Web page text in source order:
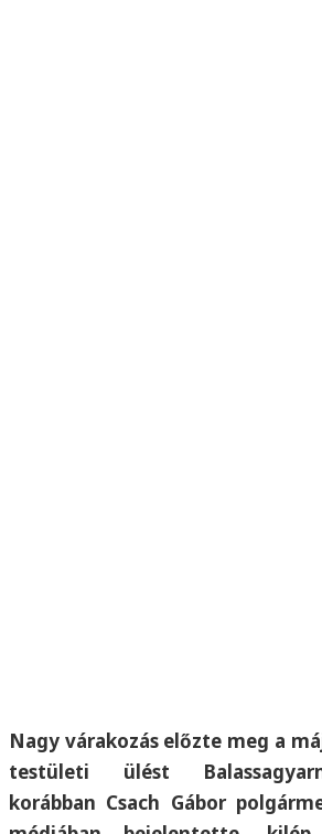
Nagy várakozás előzte meg a
testületi ülést
korábban Csach Gábor